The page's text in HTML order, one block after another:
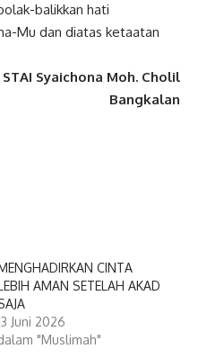
balikkan hati
Mu dan diatas ketaatan
Syaichona Moh. Cholil
Bangkalan
CINTA
AMAN SETELAH AKAD
Juni 2026
"Muslimah"